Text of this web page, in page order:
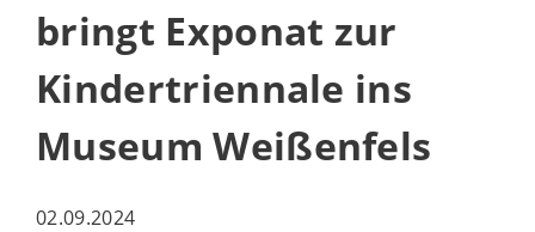
bringt Exponat zur
Kindertriennale ins
Museum Weißenfels
02.09.2024